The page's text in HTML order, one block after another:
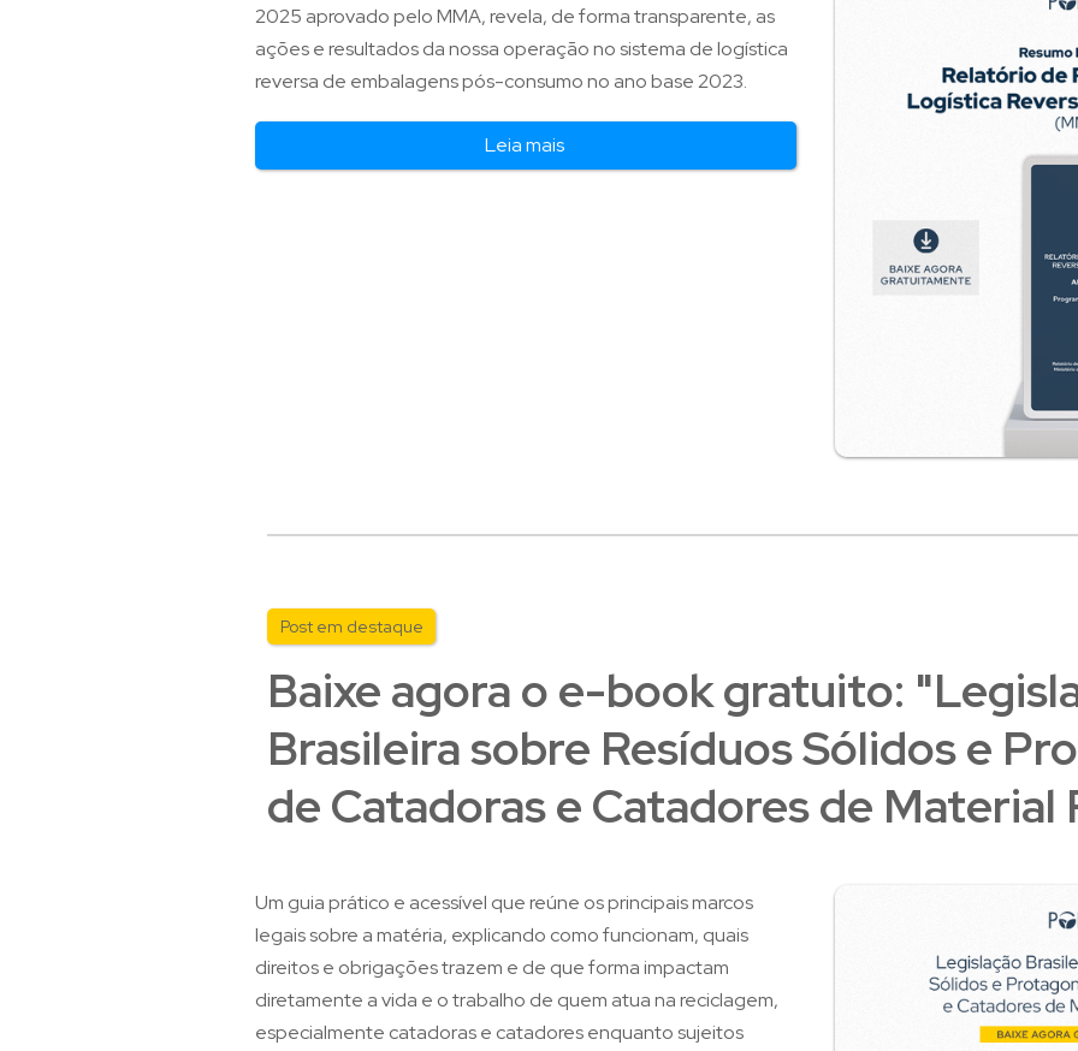
2025 aprovado pelo MMA, revela, de forma transparente, as
ações e resultados da nossa operação no sistema de logística
reversa de embalagens pós-consumo no ano base 2023.
Leia mais
Post em destaque
Baixe agora o e-book gratuito:
Brasileira sobre Resíduos Sólidos e
de Catadoras e Catadores de Material
Um guia prático e acessível que reúne os principais marcos
legais sobre a matéria, explicando como funcionam, quais
direitos e obrigações trazem e de que forma impactam
diretamente a vida e o trabalho de quem atua na reciclagem,
especialmente catadoras e catadores enquanto sujeitos